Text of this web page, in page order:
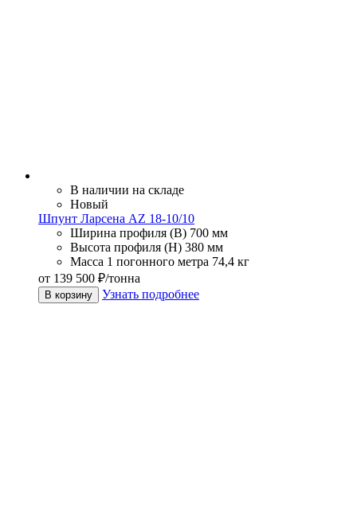
В наличии на складе
Новый
Шпунт Ларсена AZ 18-10/10
Ширина профиля (В) 700 мм
Высота профиля (Н) 380 мм
Масса 1 погонного метра 74,4 кг
от 139 500 ₽/тонна
В корзину Узнать подробнее